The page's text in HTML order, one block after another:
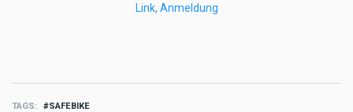
Link, Anmeldung
TAGS SAFEBIKE